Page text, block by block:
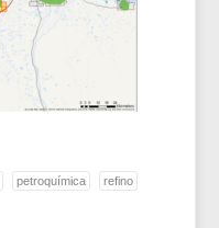
petroquímica refino